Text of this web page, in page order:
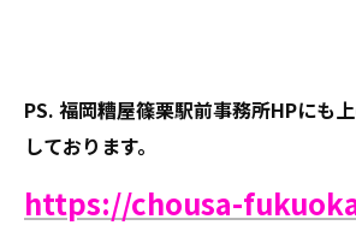
PS. 福岡糟屋篠栗駅前事務所HPにも
しております。
https://chousa-